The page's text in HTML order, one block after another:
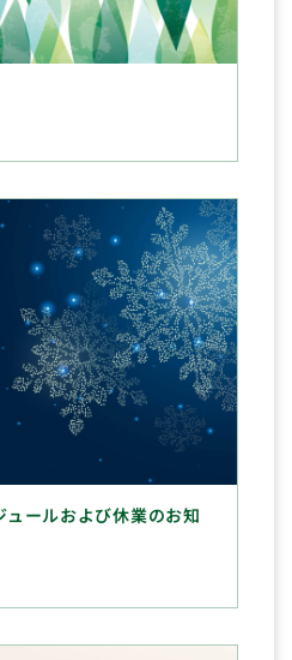
ールおよび休業のお知